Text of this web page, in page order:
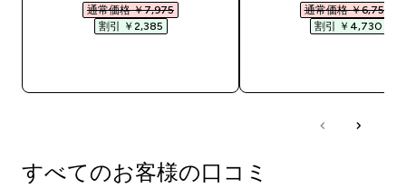
通常価格 ￥7,975‎
割引 ￥2,385‎
通常価格 ￥6,750‎
割引 ￥4,730‎
すべてのお客様の口コミ